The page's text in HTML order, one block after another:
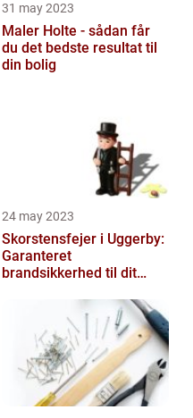
31 may 2023
Maler Holte - sådan får
du det bedste resultat til
din bolig
24 may 2023
Skorstensfejer i Uggerby:
Garanteret
brandsikkerhed til dit